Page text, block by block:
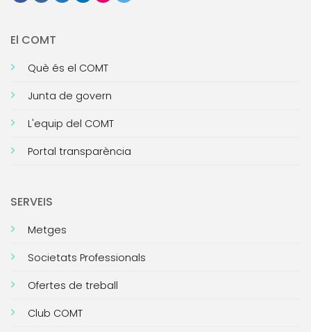
El COMT
Què és el COMT
Junta de govern
L'equip del COMT
Portal transparència
SERVEIS
Metges
Societats Professionals
Ofertes de treball
Club COMT